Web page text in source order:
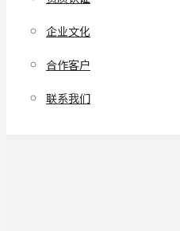
企业文化
合作客户
联系我们